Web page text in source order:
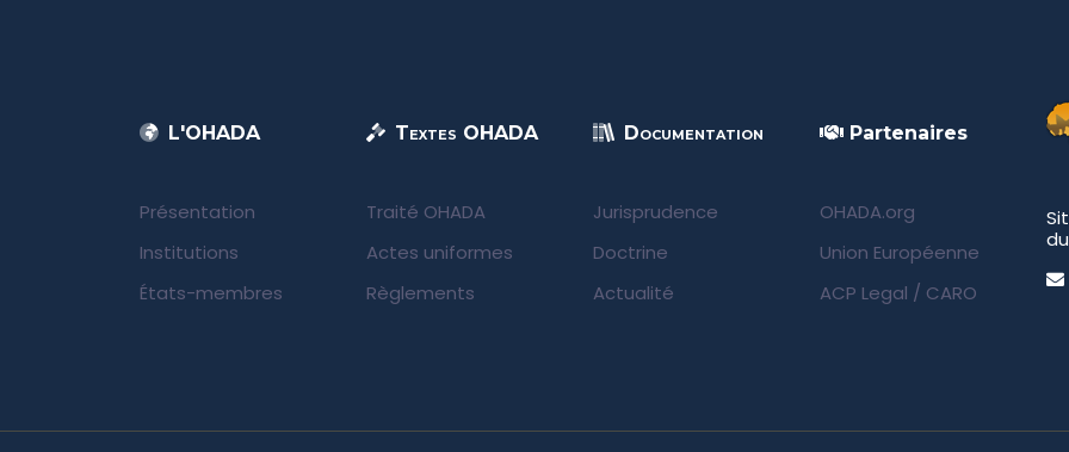
L'OHADA
Présentation
Institutions
États-membres
Textes OHADA
Traité OHADA
Actes uniformes
Règlements
Documentation
Jurisprudence
Doctrine
Actualité
Partenaires
OHADA.org
Union Européenne
ACP Legal / CARO